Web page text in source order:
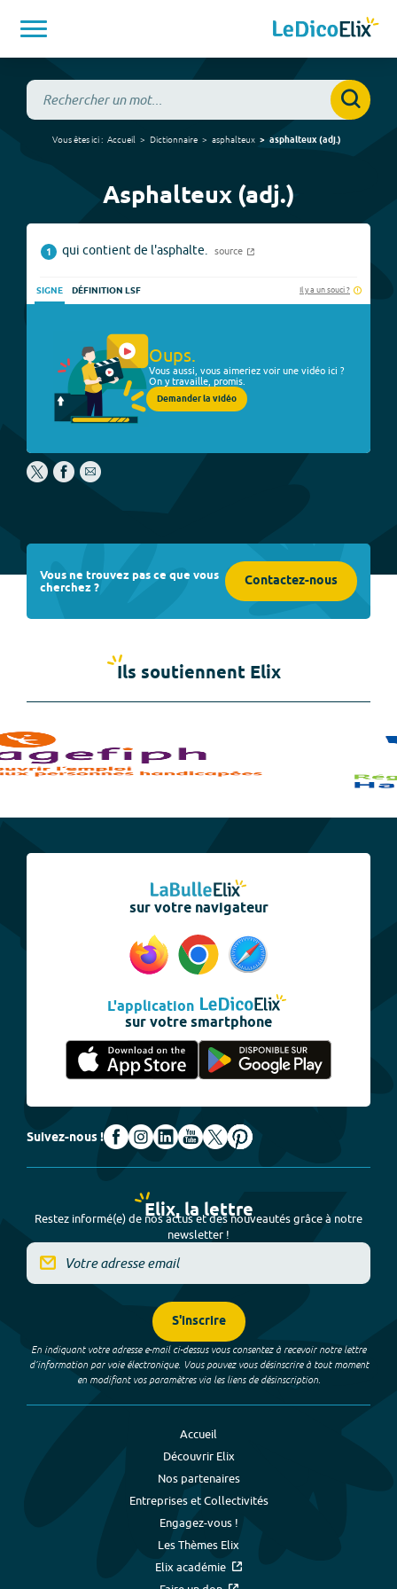
Vous êtes ici : Accueil Dictionnaire asphalteux asphalteux(adj.)
Asphalteux (adj.)
1 qui contient de l'asphalte. source
SIGNE DÉFINITION LSF Il y a un souci ?
Oups.
Vous aussi, vous aimeriez voir une vidéo ici ?
On y travaille, promis.
Demander la vidéo
Vous ne trouvez pas ce que vous
cherchez ? Contactez-nous
Ils soutiennent Elix
sur votre navigateur
L'application
sur votre smartphone
Suivez-nous !
Elix, la lettre
Restez informé(e) de nos actus et des nouveautés grâce à notre
newsletter !
S'inscrire
En indiquant votre adresse e-mail ci-dessus vous consentez à recevoir notre lettre
d’information par voie électronique. Vous pouvez vous désinscrire à tout moment
en modifiant vos paramètres via les liens de désinscription.
Accueil
Découvrir Elix
Nos partenaires
Entreprises et Collectivités
Engagez-vous !
Les Thèmes Elix
Elix académie